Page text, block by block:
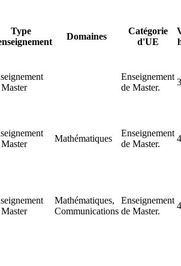
Type
Domaines
Catégorie
d'UE
Enseignement
de Master.
Mathématiques
Enseignement
de Master.
Mathématiques,
Communications
Enseignement
de Master.